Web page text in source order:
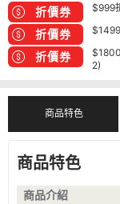
折價券 $999
折價券
折價券
2)
商品特色
商品特色
商品介紹